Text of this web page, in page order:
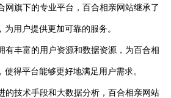
网旗下的专业平台，百合相亲网站继承了
用户提供更加可靠的服务。
丰富的用户资源和数据资源，为百合相
得平台能够更好地满足用户需求。
技术手段和大数据分析，百合相亲网站